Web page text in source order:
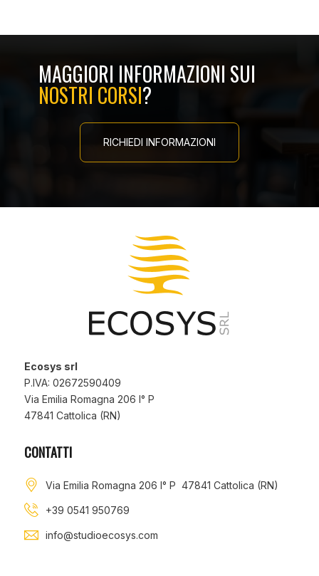
MAGGIORI INFORMAZIONI SUI
NOSTRI CORSI?
RICHIEDI INFORMAZIONI
Ecosys srl
P.IVA: 02672590409
Via Emilia Romagna 206 I° P
47841 Cattolica (RN)
CONTATTI
Via Emilia Romagna 206 I° P 47841 Cattolica (RN)
+39 0541 950769
info@studioecosys.com